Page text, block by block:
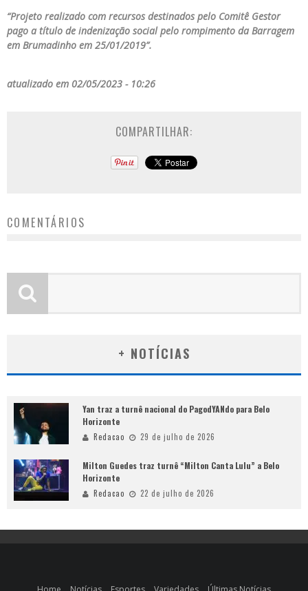
“Projeto realizado com recursos destinados pelo Comitê Gestor
pago a título de indenização social pelo rompimento da Barragem
em Brumadinho em 25/01/2019”.
atualizado em 02/05/2023 - 10:26
COMPARTILHAR:
COMENTÁRIOS
+ NOTÍCIAS
Yan traz a turnê nacional do PagodYANdo para Belo
Horizonte
Redacao 29 de julho de 2026
Milton Guedes traz turnê “Milton Canta Lulu” a Belo
Horizonte
Redacao 22 de julho de 2026